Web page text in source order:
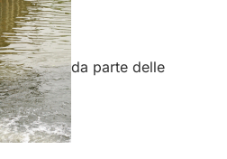
da parte delle